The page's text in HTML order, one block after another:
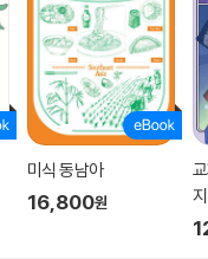
미식 동남아
16,800원